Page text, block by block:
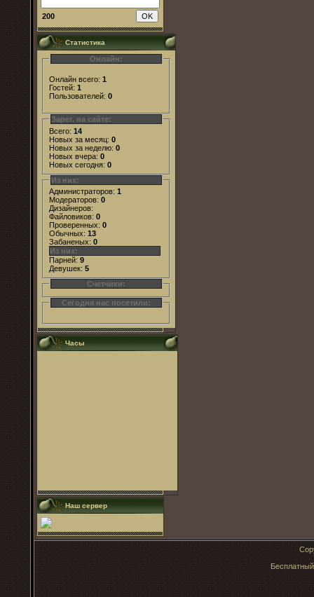
200
Статистика
Онлайн:
Онлайн всего: 1
Гостей: 1
Пользователей: 0
Зарег. на сайте:
Всего: 14
Новых за месяц: 0
Новых за неделю: 0
Новых вчера: 0
Новых сегодня: 0
Из них:
Администраторов: 1
Модераторов: 0
Дизайнеров:
Файловиков: 0
Проверенных: 0
Обычных: 13
Забаненых: 0
Из них:
Парней: 9
Девушек: 5
Счетчики:
Сегодня нас посетили:
Часы
Наш сервер